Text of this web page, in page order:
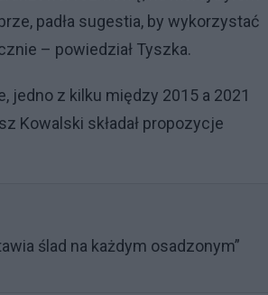
padła sugestia, by wykorzystać
– powiedział Tyszka.
jedno z kilku między 2015 a 2021
Kowalski składał propozycje
ślad na każdym osadzonym”